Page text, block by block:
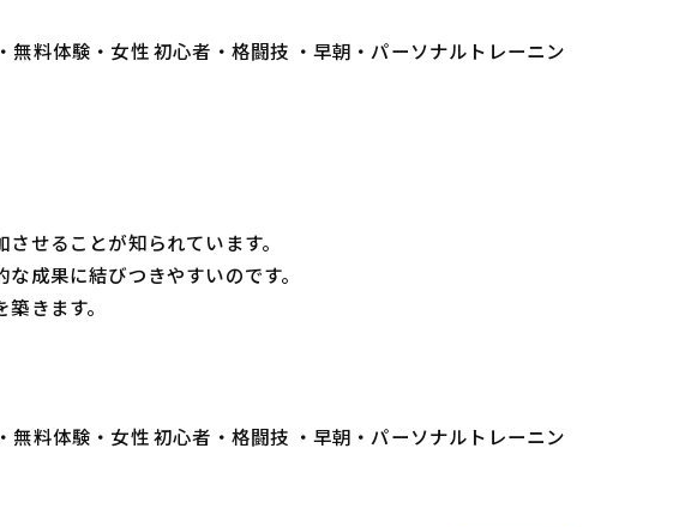
料体験・女性 初心者・格闘技 ・早朝・パーソナルトレーニン
せることが知られています。
成果に結びつきやすいのです。
きます。
料体験・女性 初心者・格闘技 ・早朝・パーソナルトレーニン